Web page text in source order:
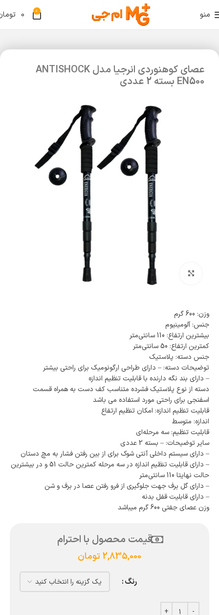
منو 0
0
عصای کوهنوردی انرجیا مدل ANTISHOCK
EN500 بسته 2 عددی
بزرگنمایی تصویر
وزن: 600 گرم
جنس: آلومینیوم
بیشترین ارتفاع: 110 سانتی‌متر
کمترین ارتفاع: 50 سانتی‌متر
جنس دسته: پلاستیک
توضیحات دسته: – دارای طراحی ارگونومیک برای راحتی بیشتر
– دارای بند نگه دارنده با قابلیت تنظیم اندازه
دسته از نوع پلاستیک فشرده متناسب کف دست به همراه قسمت
اسفنجی برای راحتی مورد استفاده می باشد
قابلیت تنظیم اندازه: امکان تنظیم ارتفاع
اندازه: متوسط
قابلیت تنظیم: سه مرحله‌ای
سایر توضیحات: – بسته 2 عددی
– دارای سیستم داخلی آنتی شوک برای از بین رفتن فشار به مچ دستان
– دارای قابلیت تنظیم اندازه در سه مرحله کمترین حالت 51 و در بیشترین
حالت نهایتا 110 سانتی‌متر
– دارای گل برف جهت جلوگیری از فرو رفتن عصا در برف و شن
– دارای قابلیت قفل بدنه
وزن عصای جفتی 600 گرم میباشد
قیمت محصول با احترام
2,835,000 تومان
رنگ